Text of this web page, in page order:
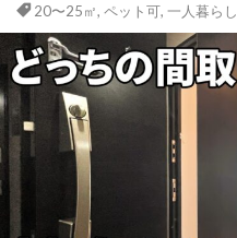
20〜25㎡, ペット可, 一人暮らし